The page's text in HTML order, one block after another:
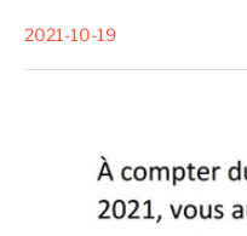
2021-10-19